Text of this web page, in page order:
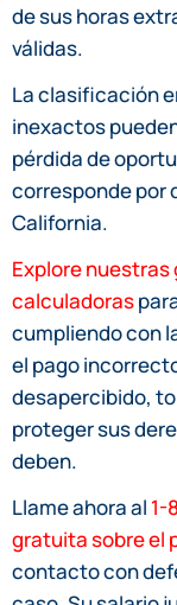
de sus horas
válidas.
La clasificación
inexactos
pérdida de
corresponde por
California.
Explore
calculadoras
cumpliendo con
el pago
desapercibido,
proteger sus
deben.
Llame ahora al 1-
gratuita sobre el
contacto con